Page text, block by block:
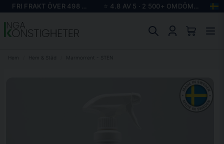
FRI FRAKT ÖVER 498 KR ⭐ 4.8 AV 5 · 2 500+ OMDÖMEN